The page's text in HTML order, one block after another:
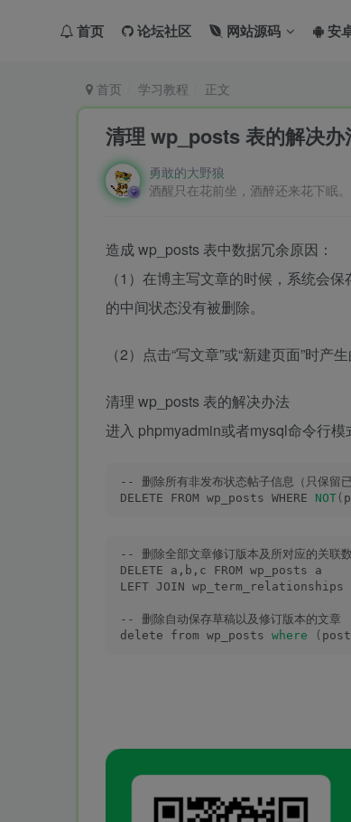
首页 论坛社区 网站源码 安
首页 学习教程 正文
清理 wp_posts 表的解决办
勇敢的大野狼
酒醒只在花前坐，酒醉还来花下眠。
造成 wp_posts 表中数据冗余原因：
（1）在博主写文章的时候，系统会
的中间状态没有被删除。
（2）点击“写文章”或“新建页面”时产
清理 wp_posts 表的解决办法
进入 phpmyadmin或者mysql命令行模
-- 删除所有非发布状态帖子信息（只保留
DELETE FROM wp_posts WHERE NOT (
-- 删除全部文章修订版本及所对应的关联
DELETE a,b,c FROM wp_posts a
LEFT JOIN wp_term_relationships
-- 删除自动保存草稿以及修订版本的文章
delete from wp_posts where (